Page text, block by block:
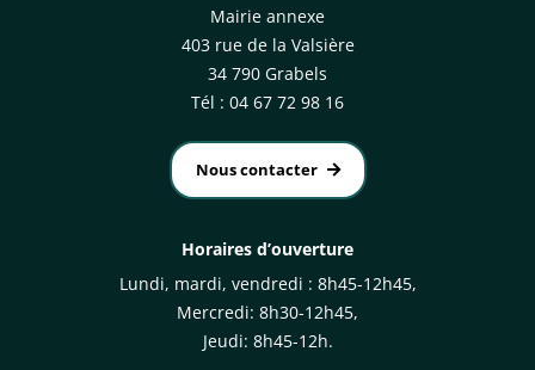
Mairie annexe
403 rue de la Valsière
34 790 Grabels
Tél : 04 67 72 98 16
Nous contacter
Horaires d’ouverture
Lundi, mardi, vendredi : 8h45-12h45,
Mercredi: 8h30-12h45,
Jeudi: 8h45-12h.